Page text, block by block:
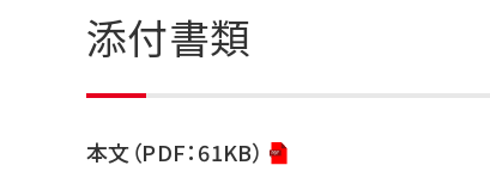
添付書類
本文（PDF：61KB）